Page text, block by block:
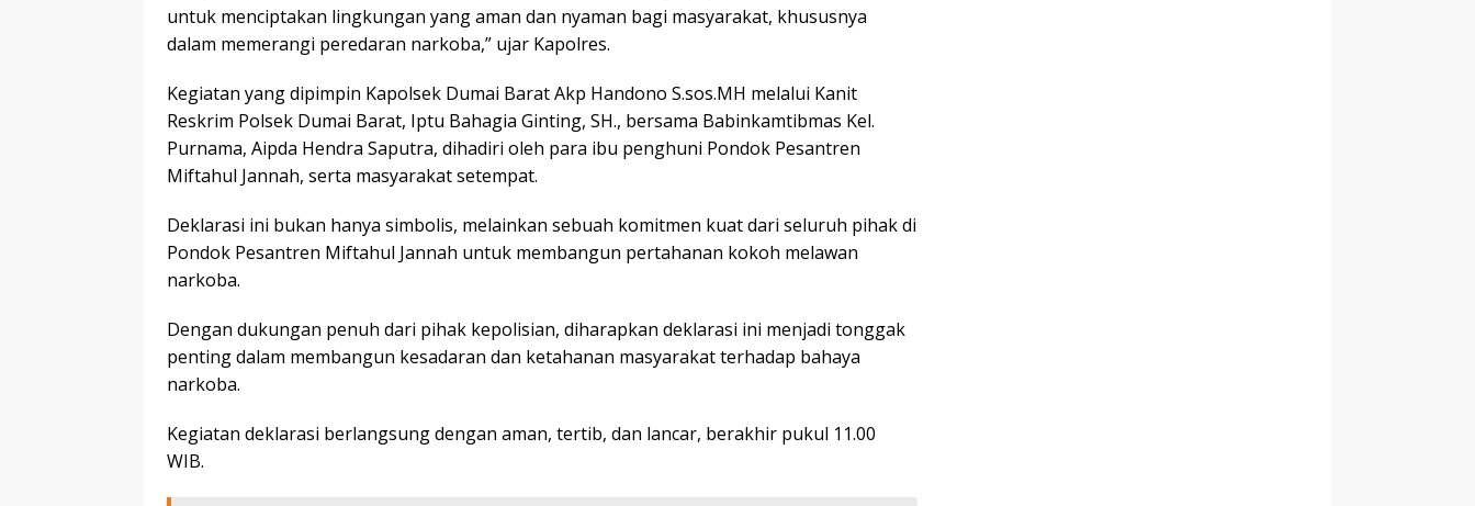
untuk menciptakan lingkungan yang aman dan nyaman bagi masyarakat, khususnya
dalam memerangi peredaran narkoba,” ujar Kapolres.
Kegiatan yang dipimpin Kapolsek Dumai Barat Akp Handono S.sos.MH melalui Kanit
Reskrim Polsek Dumai Barat, Iptu Bahagia Ginting, SH., bersama Babinkamtibmas Kel.
Purnama, Aipda Hendra Saputra, dihadiri oleh para ibu penghuni Pondok Pesantren
Miftahul Jannah, serta masyarakat setempat.
Deklarasi ini bukan hanya simbolis, melainkan sebuah komitmen kuat dari seluruh pihak di
Pondok Pesantren Miftahul Jannah untuk membangun pertahanan kokoh melawan
narkoba.
Dengan dukungan penuh dari pihak kepolisian, diharapkan deklarasi ini menjadi tonggak
penting dalam membangun kesadaran dan ketahanan masyarakat terhadap bahaya
narkoba.
Kegiatan deklarasi berlangsung dengan aman, tertib, dan lancar, berakhir pukul 11.00
WIB.